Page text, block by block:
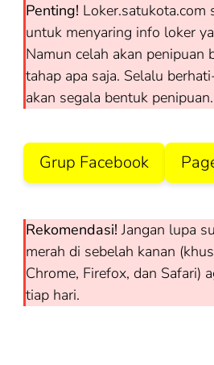
Penting! Loker.satukota.com
untuk menyaring info loker
Namun celah akan penipuan
tahap apa saja. Selalu
akan segala bentuk penipuan.
Grup Facebook
Rekomendasi! Jangan lupa
merah di sebelah kanan
Chrome, Firefox, dan Safari)
tiap hari.